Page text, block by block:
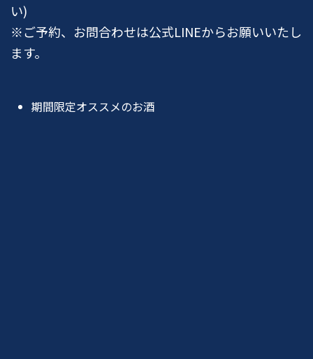
い)
※ご予約、お問合わせは公式LINEからお願いいたし
ます。
期間限定オススメのお酒